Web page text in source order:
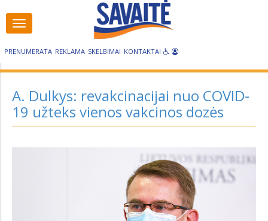
PRENUMERATA REKLAMA SKELBIMAI KONTAKTAI
Visos
kategorijos
A. Dulkys: revakcinacijai nuo COVID-
19 užteks vienos vakcinos dozės
Visos
kategorijos